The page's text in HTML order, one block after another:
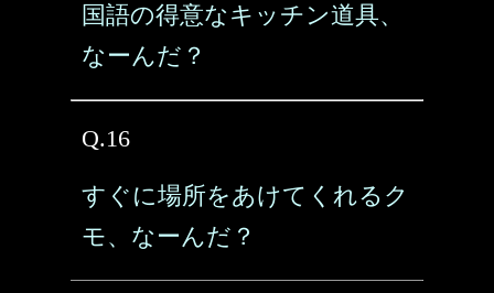
国語の得意なキッチン道具、
なーんだ？
Q.16
すぐに場所をあけてくれるク
モ、なーんだ？